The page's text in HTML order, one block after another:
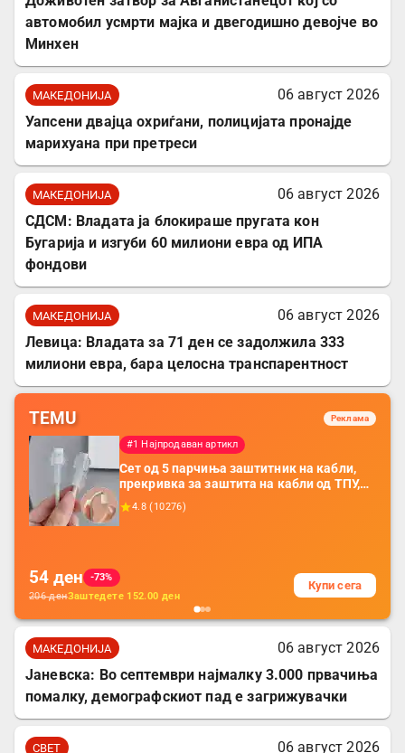
автомобил усмрти мајка и двегодишно девојче во
Минхен
МАКЕДОНИЈА
06 август 2026
Уапсени двајца охриѓани, полицијата пронајде
марихуана при претреси
МАКЕДОНИЈА
06 август 2026
СДСМ: Владата ја блокираше пругата кон
Бугарија и изгуби 60 милиони евра од ИПА
фондови
МАКЕДОНИЈА
06 август 2026
Левица: Владата за 71 ден се задолжила 333
милиони евра, бара целосна транспарентност
TEMU Реклама
#1 Најпродаван артикл
Сет од 5 парчиња заштитник на кабли,
прекривка за заштита на кабли од ТПУ,
додатоци за заштита на кабли, без
батерија, за мобилни телефони, комплет
4.8 ( 10276)
54 ден
-73%
206денЗаштедете 152.00 ден
Купи сега
МАКЕДОНИЈА
06 август 2026
Јаневска: Во септември најмалку 3.000 првачиња
помалку, демографскиот пад е загрижувачки
СВЕТ
06 август 2026